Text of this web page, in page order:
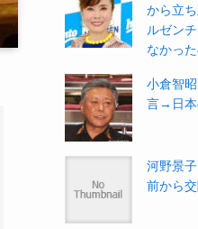
から立
ルゼン
なかっ
小倉智
言→日本
河野景
前から交